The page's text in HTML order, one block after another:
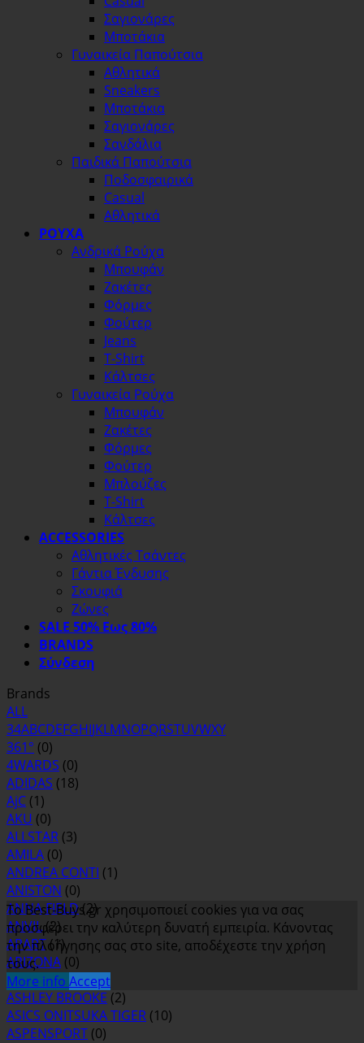
Σαγιονάρες
Μποτάκια
Γυναικεία Παπούτσια
Αθλητικά
Sneakers
Μποτάκια
Σαγιονάρες
Σανδάλια
Παιδικά Παπούτσια
Ποδοσφαιρικά
Casual
Αθλητικά
ΡΟΥΧΑ
Ανδρικά Ρούχα
Μπουφάν
Ζακέτες
Φόρμες
Φούτερ
Jeans
T-Shirt
Κάλτσες
Γυναικεία Ρούχα
Μπουφάν
Ζακέτες
Φόρμες
Φούτερ
Μπλούζες
T-Shirt
Κάλτσες
ACCESSORIES
Αθλητικές Τσάντες
Γάντια Ένδυσης
Σκουφιά
Ζώνες
SALE 50% Εως 80%
BRANDS
Σύνδεση
Brands
ALL
34ABCDEFGHIJKLMNOPQRSTUVWXY
361° (0)
4WARDS (0)
ADIDAS (18)
AjC (1)
AKU (0)
ALLSTAR (3)
AMILA (0)
ANDREA CONTI (1)
ANISTON (0)
ANNA FIELD(2)
ANVIL(2)
APART(1)
ARIZONA (0)
ASH(0)
ASHLEY BROOKE (2)
ASICS ONITSUKA TIGER (10)
ASPENSPORT (0)
Το Best-Buys.gr χρησιμοποιεί cookies για να σας
προσφέρει την καλύτερη δυνατή εμπειρία. Κάνοντας
την πλοήγησης σας στο site, αποδέχεστε την χρήση
τους.
More info Accept